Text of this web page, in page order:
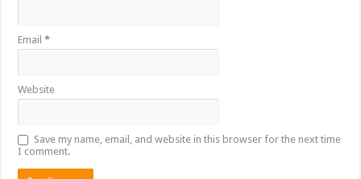
Email*
Website
Save my name, email, and website in this browser for the next time
I comment.